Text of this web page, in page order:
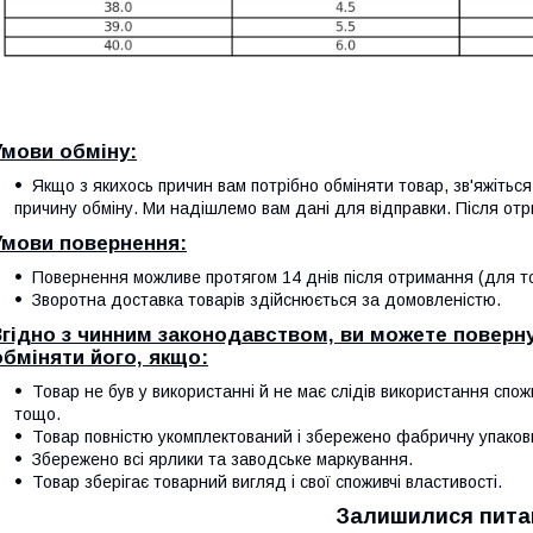
обміну:
Якщо з якихось причин вам потрібно обміняти товар,
причину обміну. Ми надішлемо вам дані для відправки. Після
повернення:
Повернення можливе протягом 14 днів після отримання (для
Зворотна доставка товарів здійснюється за домовленістю.
з чинним законодавством, ви можете
його, якщо:
Товар не був у використанні й не має слідів використання
тощо.
Товар повністю укомплектований і збережено фабричну
Збережено всі ярлики та заводське маркування.
Товар зберігає товарний вигляд і свої споживчі властивості.
Залишилися